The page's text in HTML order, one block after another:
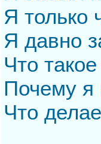
Я только
Я давно
Что
Почему я
Что